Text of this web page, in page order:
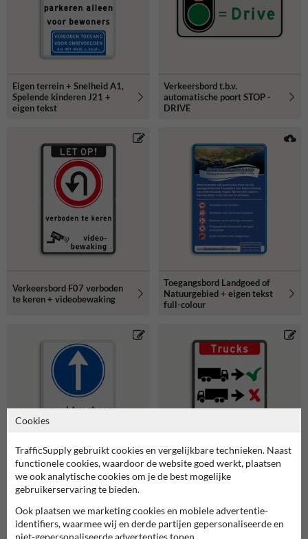
Eigen terrein + Snelheid A1,
Spelende kinderen J21 +
eigen tekst
Verkeersbord t.b.v.
automatische poort STOP -
DRIVE
Verkeersbord F07 verboden
te keren + videobewaking
Toegangsbord Landgoed of
Natuurgebied + eigen tekst
full-colour
Routebord RVV D04
vrachtverkeer / vrachtauto
Verkeersbord - vrachtwagens
Cookies
TrafficSupply gebruikt cookies en vergelijkbare technieken. Naast
functionele cookies, waardoor de website goed werkt, plaatsen
we ook analytische cookies om je de best mogelijke
gebruikerservaring te bieden.
Ook plaatsen we marketing cookies en mobiele advertentie-
identifiers, waarmee wij en derde partijen gepersonaliseerde en
niet-gepersonaliseerde advertenties tonen